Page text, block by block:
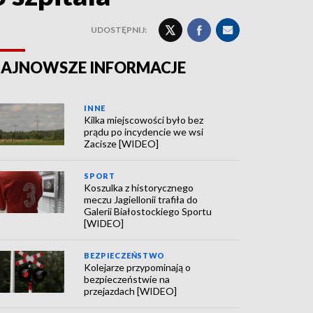
UDOSTĘPNIJ:
INFORMACJE
INNE
Kilka miejscowości było bez
prądu po incydencie we wsi
Zacisze [WIDEO]
SPORT
Koszulka z historycznego
meczu Jagiellonii trafiła do
Galerii Białostockiego Sportu
[WIDEO]
BEZPIECZEŃSTWO
Kolejarze przypominają o
bezpieczeństwie na
przejazdach [WIDEO]